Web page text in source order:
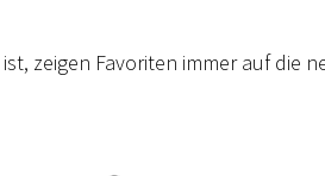
zeigen Favoriten immer auf die